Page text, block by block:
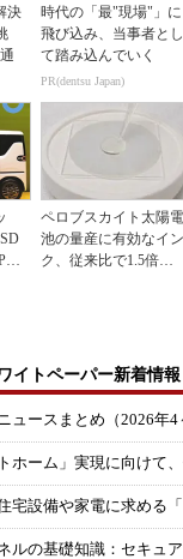
決
時代の「最"現場"」に
飛び込み、当事者とし
て踏み込んでいく
PR(dentsu Japan)
ペロブスカイト太陽電
池の量産に有効なイン
ク、従来比で1.5倍の
イトペーパー新着情報
ュースまとめ（2026年4
ホーム」実現に向けて
宅設備や家電に求める
ルの基礎知識：セキュ